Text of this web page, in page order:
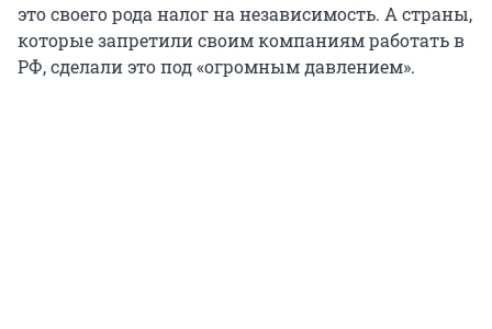
это своего рода налог на независимость. А страны,
которые запретили своим компаниям работать в
РФ, сделали это под «огромным давлением».